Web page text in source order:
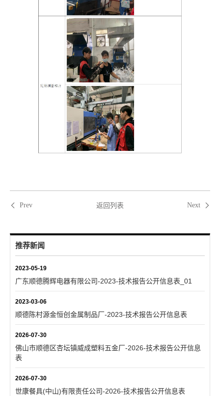
Prev 返回列表 Next
推荐新闻
2023-05-19
广东顺德腾辉电器有限公司-2023-技术报告公开信息表_01
2023-03-06
顺德陈村源金恒创金属制品厂-2023-技术报告公开信息表
2026-07-30
佛山市顺德区杏坛镇威成塑料五金厂-2026-技术报告公开信息
表
2026-07-30
世康餐具(中山)有限责任公司-2026-技术报告公开信息表